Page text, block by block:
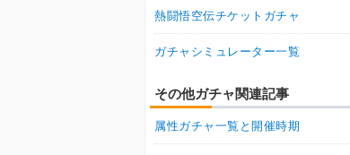
熱闘悟空伝チケットガチャ
ガチャシミュレーター一覧
その他ガチャ関連記事
属性ガチャ一覧と開催時期